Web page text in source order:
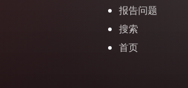
报告问题
搜索
首页